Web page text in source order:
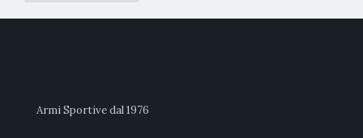
Armi Sportive dal 1976